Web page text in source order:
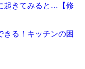
起きてみると…【修
きる！キッチンの困